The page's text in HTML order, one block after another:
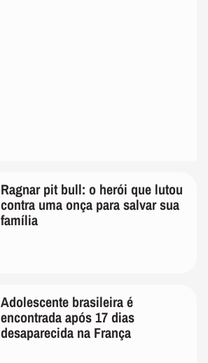
Ragnar pit bull: o herói que lutou
contra uma onça para salvar sua
família
Adolescente brasileira é
encontrada após 17 dias
desaparecida na França